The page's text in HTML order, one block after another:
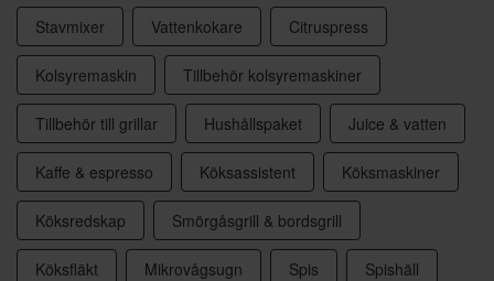
Stavmixer Vattenkokare Citruspress
Kolsyremaskin Tillbehör kolsyremaskiner
Tillbehör till grillar Hushållspaket Juice & vatten
Kaffe & espresso Köksassistent Köksmaskiner
Köksredskap Smörgåsgrill & bordsgrill
Köksfläkt Mikrovågsugn Spis Spishäll